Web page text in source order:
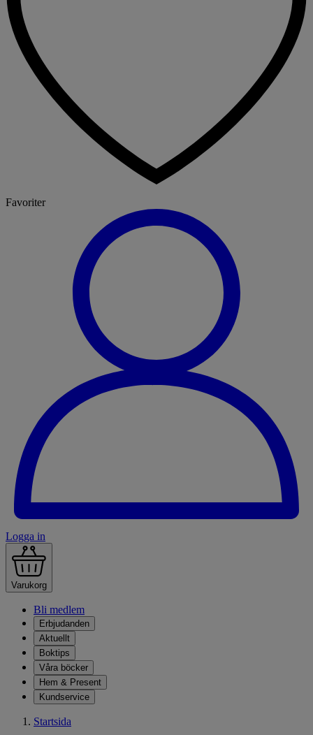
Favoriter
Logga in
Varukorg
Bli medlem
Erbjudanden
Aktuellt
Boktips
Våra böcker
Hem & Present
Kundservice
Startsida